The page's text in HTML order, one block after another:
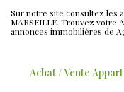
Sur notre site consultez les
MARSEILLE. Trouvez votre
annonces immobilières de
Achat / Vente